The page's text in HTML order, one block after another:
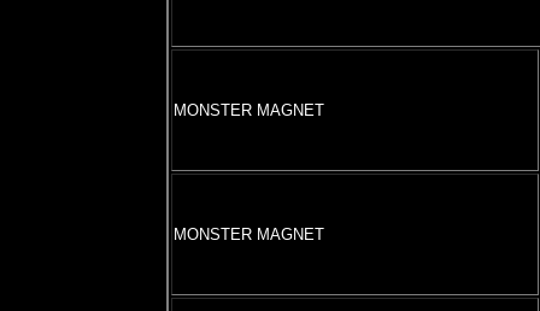
MONSTER MAGNET
MONSTER MAGNET